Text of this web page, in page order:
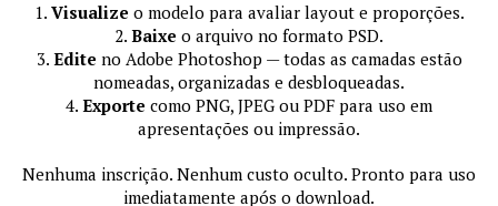
1. Visualize o modelo para avaliar layout e proporções.
2. Baixe o arquivo no formato PSD.
3. Edite no Adobe Photoshop — todas as camadas estão
nomeadas, organizadas e desbloqueadas.
4. Exporte como PNG, JPEG ou PDF para uso em
apresentações ou impressão.
Nenhuma inscrição. Nenhum custo oculto. Pronto para uso
imediatamente após o download.